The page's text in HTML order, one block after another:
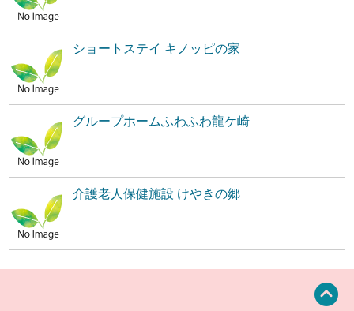
ショートステイ キノッピの家
グループホームふわふわ龍ケ崎
介護老人保健施設 けやきの郷